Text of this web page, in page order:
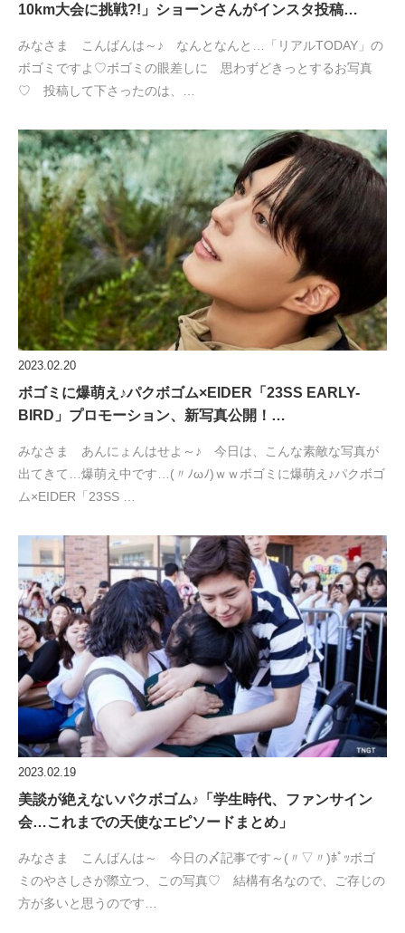
10km大会に挑戦?!」ショーンさんがインスタ投稿…
みなさま こんばんは～♪ なんとなんと…「リアルTODAY」の
ボゴミですよ♡ボゴミの眼差しに 思わずどきっとするお写真
♡ 投稿して下さったのは、…
2023.02.20
ボゴミに爆萌え♪パクボゴム×EIDER「23SS EARLY-
BIRD」プロモーション、新写真公開！…
みなさま あんにょんはせよ～♪ 今日は、こんな素敵な写真が
出てきて…爆萌え中です…(〃ﾉωﾉ)ｗｗボゴミに爆萌え♪パクボゴ
ム×EIDER「23SS …
2023.02.19
美談が絶えないパクボゴム♪「学生時代、ファンサイン
会…これまでの天使なエピソードまとめ」
みなさま こんばんは～ 今日の〆記事です～(〃▽〃)ﾎﾟｯボゴ
ミのやさしさが際立つ、この写真♡ 結構有名なので、ご存じの
方が多いと思うのです…